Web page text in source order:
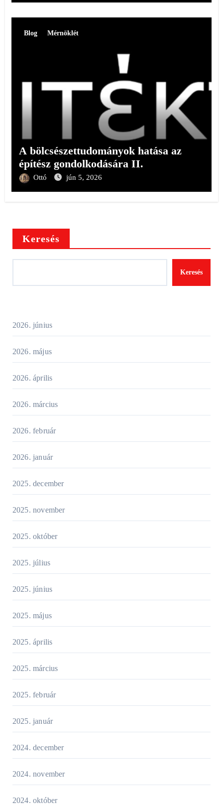
Blog Mérnöklét
A bölcsészettudományok hatása az
építész gondolkodására II.
Ottó jún 5, 2026
Keresés
Keresés
2026. június
2026. május
2026. április
2026. március
2026. február
2026. január
2025. december
2025. november
2025. október
2025. július
2025. június
2025. május
2025. április
2025. március
2025. február
2025. január
2024. december
2024. november
2024. október